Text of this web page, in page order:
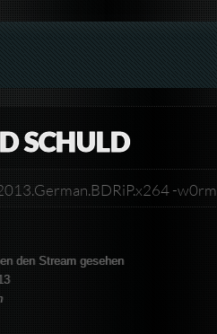
SCHULD
-w0rm
den Stream gesehen